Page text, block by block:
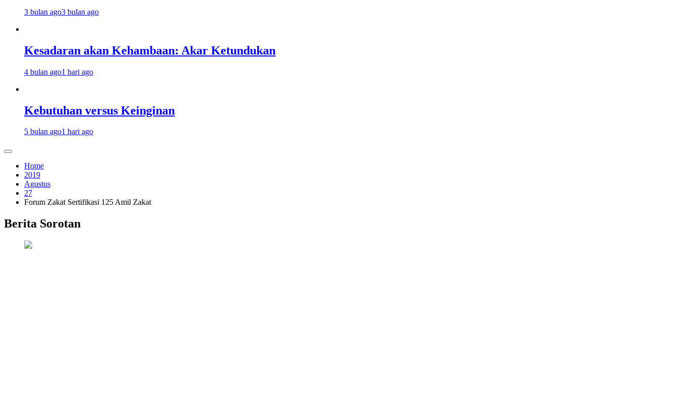
3 bulan ago3 bulan ago
Kesadaran akan Kehambaan: Akar Ketundukan
4 bulan ago1 hari ago
Kebutuhan versus Keinginan
5 bulan ago1 hari ago
Home
2019
Agustus
27
Forum Zakat Sertifikasi 125 Amil Zakat
Berita Sorotan